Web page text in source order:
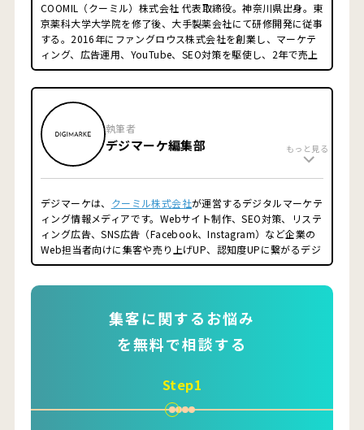
COOMIL（クーミル）株式会社 代表取締役。神奈川県出身。東
京薬科大学大学院を修了後、大手製薬会社にて研修開発に従事
する。2016年にファングロウス株式会社を創業し、マーケテ
ィング、広告運用、YouTube、SEO対策を駆使し、2年で売上
1億円強かつ利益率40%強の会社へとグロースさせ、株式譲
渡。YouTubeチャンネルのプロデュース・原稿制作・出演・撮
影・編集の全てを自ら行い、運営10ヶ月で登録者数1万人突破
させる(現在3万人越え)。IT業界だけでなく実店舗経営の知見
を活かし、クライアント様の課題の本質を捉えて、「結果が出
るマーケティング施策」をご提案致します。サイトを公開後も
運用をお任せ頂き、サイトだけでなく「事業規模の拡大を目指
す」ことがクーミルのモットーです。
■経歴
2014年 東京薬科大学大学院終了
2014年 第一三共株式会社
2016年 ファングロウス株式会社 創業
2019年 一般社団法人スーパースカルプ発毛協会（FC本部）
2021年クーミル株式会社 創業
フランチャイズ加盟店開発、集客
もっと見る
執筆者
デジマーケ編集部
デジマーケは、 クーミル株式会社が運営するデジタルマーケテ
ィング情報メディアです。Webサイト制作、SEO対策、リステ
ィング広告、SNS広告（Facebook、Instagram）など企業の
Web担当者向けに集客や売り上げUP、認知度UPに繋がるデジ
タルマーケティング情報を配信するメディアサイトです。
集客に関するお悩み
を無料で相談する
Step1